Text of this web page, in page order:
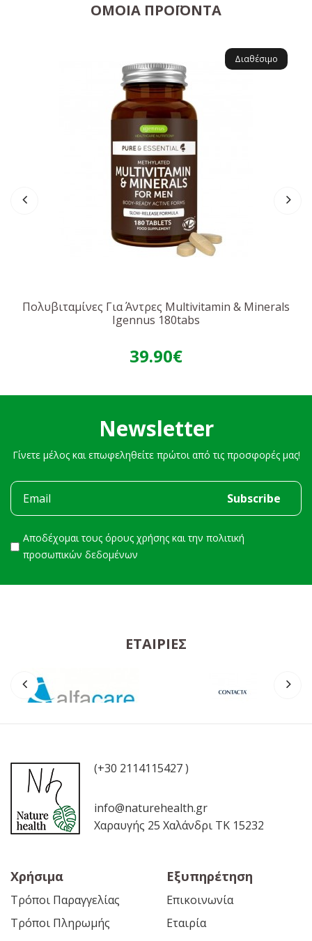
ΌΜΟΙΑ ΠΡΟΪΌΝΤΑ
Διαθέσιμο
Πολυβιταμίνες Για Άντρες Multivitamin & Minerals
Igennus 180tabs
39.90€
Newsletter
Γίνετε μέλος και επωφεληθείτε πρώτοι από τις προσφορές μας!
Αποδέχομαι τους όρους χρήσης και την πολιτική
προσωπικών δεδομένων
ΕΤΑΙΡΊΕΣ
(+30 2114115427 )
info@naturehealth.gr
Χαραυγής 25 Χαλάνδρι ΤΚ 15232
Χρήσιμα
Τρόποι Παραγγελίας
Τρόποι Πληρωμής
Εξυπηρέτηση
Επικοινωνία
Εταιρία